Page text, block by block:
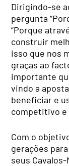
Dirigindo-se
pergunta
“Porque
construir
isso que nos
graças ao
importante
vindo a
beneficiar e
competitivo e
Com o
gerações
seus